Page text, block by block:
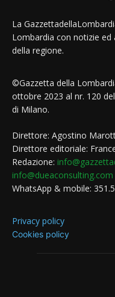
La
Lombardia con notizie
della regione.
©Gazzetta della
ottobre 2023 al nr. 120
di Milano.
Direttore: Agostino
Direttore editoriale:
Redazione:
info@dueaconsulting.com
WhatsApp & mobile:
Privacy policy
Cookies policy